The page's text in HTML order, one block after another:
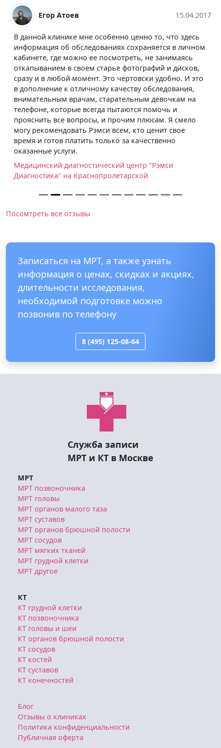
Егор Атоев 15.04.2017
В данной клинике мне особенно ценно то, что здесь
информация об обследованиях сохраняется в личном
кабинете, где можно ее посмотреть, не занимаясь
откапыванием в своем старье фотографий и дисков,
сразу и в любой момент. Это чертовски удобно. И это
в дополнение к отличному качеству обследования,
внимательным врачам, старательным девочкам на
телефоне, которые всегда пытаются помочь и
прояснить все вопросы, и прочим плюсам. Я смело
могу рекомендовать Рэмси всем, кто ценит свое
время и готов платить только за качественно
оказанные услуги.
Медицинский диагностический центр "Рэмси
Диагностика" на Краснопролетарской
Посомтреть все отзывы
Записаться на МРТ, а также узнать
информация о ценах, скидках и акциях,
длительности исследования,
необходимой подготовке можно
позвонив по телефону
8 (495) 125-08-64
Служба записи
МРТ и КТ в Москве
МРТ
МРТ позвоночника
МРТ головы
МРТ органов малого таза
МРТ суставов
МРТ органов брюшной полости
МРТ сосудов
МРТ мягких тканей
МРТ грудной клетки
МРТ другое
КТ
КТ грудной клетки
КТ позвоночника
КТ головы и шеи
КТ органов брюшной полости
КТ сосудов
КТ костей
КТ суставов
КТ конечностей
Блог
Отзывы о клиниках
Политика конфиденциальности
Публичная оферта